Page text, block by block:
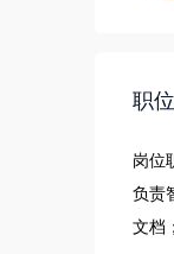
职
岗位
负责
文档